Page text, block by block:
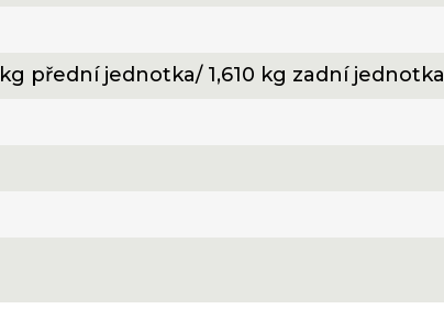
přední jednotka/ 1,610 kg zadní jednotka